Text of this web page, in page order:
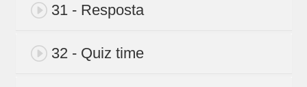
31 - Resposta
32 - Quiz time